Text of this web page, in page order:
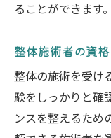
ることができます。
整体施術者の資
整体の施術を受け
験をしっかりと確
ンスを整えるため